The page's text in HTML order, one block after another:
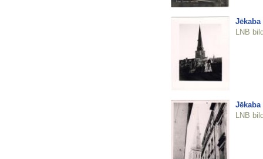
Jēkaba
LNB
Jēkaba
LNB